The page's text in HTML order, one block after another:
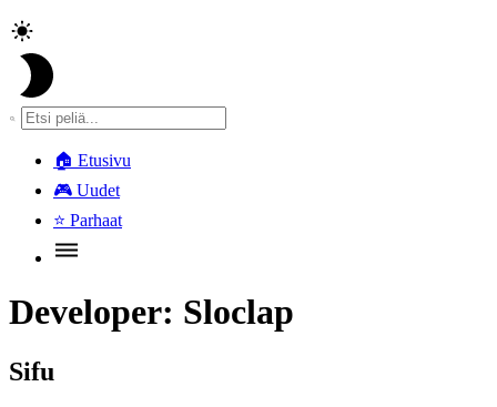
🏠 Etusivu
🎮 Uudet
⭐ Parhaat
Developer: Sloclap
Sifu